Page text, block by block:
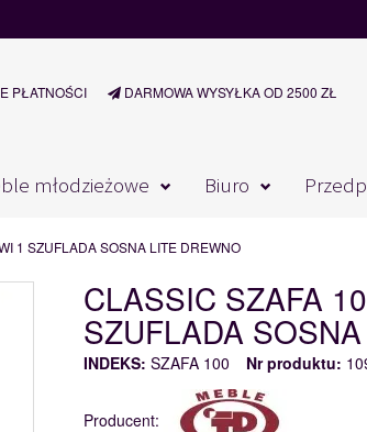
PŁATNOŚCI DARMOWA WYSYŁKA OD 2500 ZŁ
młodzieżowe Biuro
1 SZUFLADA SOSNA LITE DREWNO
CLASSIC SZAFA
SZUFLADA
INDEKS: SZAFA 100 Nr produktu:
Producent: